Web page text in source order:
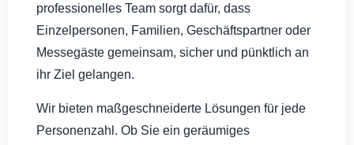
professionelles Team sorgt dafür, dass
Einzelpersonen, Familien, Geschäftspartner oder
Messegäste gemeinsam, sicher und pünktlich an
ihr Ziel gelangen.
Wir bieten maßgeschneiderte Lösungen für jede
Personenzahl. Ob Sie ein geräumiges